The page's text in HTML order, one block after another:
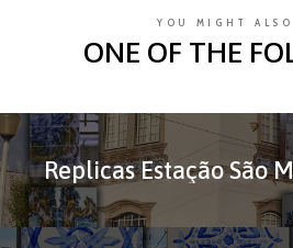
YOU MIGHT
ONE OF THE